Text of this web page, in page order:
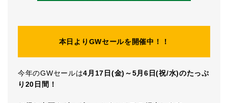
本日よりGWセールを開催中！！
今年のGWセールは4月17日(金)～5月6日(祝/水)のたっぷ
り20日間！